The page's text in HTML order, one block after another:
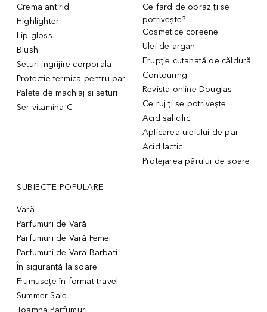
Crema antirid
Highlighter
Lip gloss
Blush
Seturi ingrijire corporala
Protectie termica pentru par
Palete de machiaj si seturi
Ser vitamina C
Ce fard de obraz ți se
potrivește?
Cosmetice coreene
Ulei de argan
Erupție cutanată de căldură
Contouring
Revista online Douglas
Ce ruj ți se potrivește
Acid salicilic
Aplicarea uleiului de par
Acid lactic
Protejarea părului de soare
SUBIECTE POPULARE
Vară
Parfumuri de Vară
Parfumuri de Vară Femei
Parfumuri de Vară Barbati
În siguranță la soare
Frumusețe în format travel
Summer Sale
Toamna Parfumuri